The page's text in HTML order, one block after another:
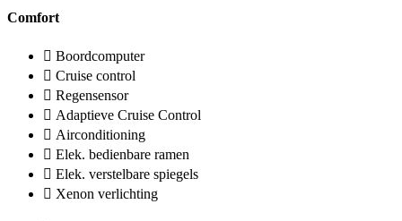
Comfort
Boordcomputer
Cruise control
Regensensor
Adaptieve Cruise Control
Airconditioning
Elek. bedienbare ramen
Elek. verstelbare spiegels
Xenon verlichting